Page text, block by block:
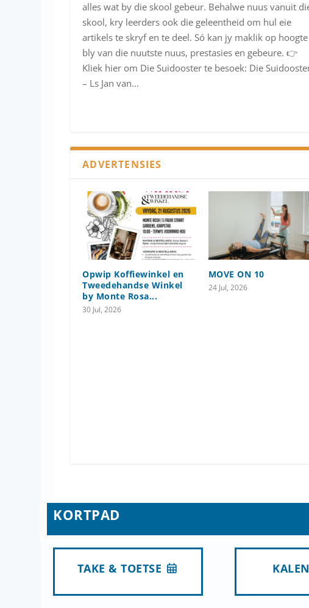
alles wat by die skool gebeur. Behalwe nuus vanuit
skool, kry leerders ook die geleentheid om hul eie
artikels te skryf en te deel. Só kan jy maklik op hoogte
bly van die nuutste nuus, prestasies en gebeure. 👉
Kliek hier om Die Suidooster te besoek: Die
– Ls Jan van...
ADVERTENSIES
Opwip Koffiewinkel en
Tweedehandse Winkel
by Monte Rosa...
30 Jul, 2026
MOVE ON 10
24 Jul, 2026
KORTPAD
TAKE & TOETSE